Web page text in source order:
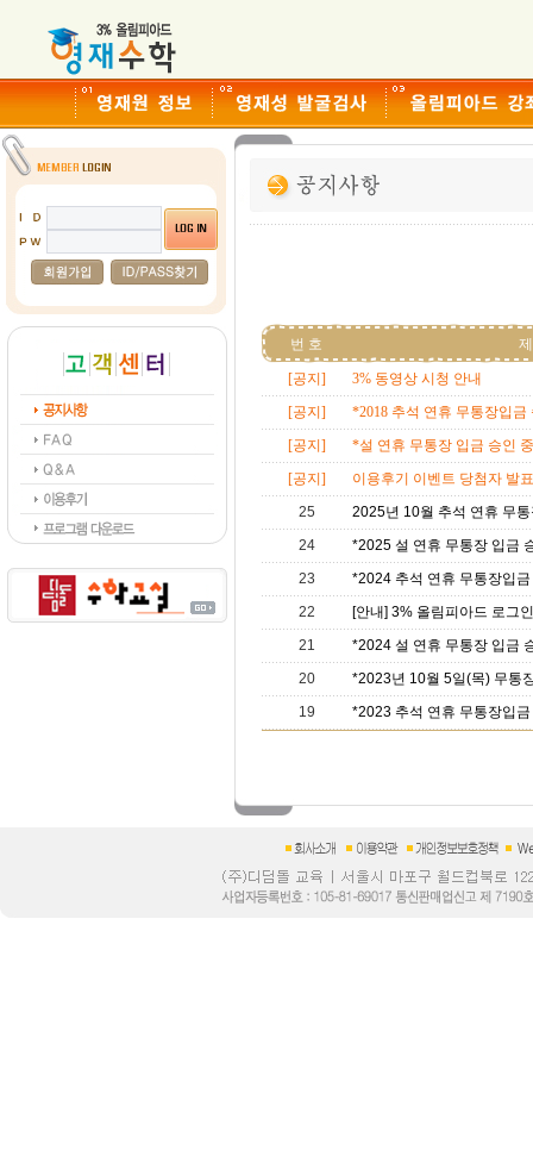
번 호
[공지]
3% 동영상 시청 안내
[공지]
*2018 추석 연휴 무통장입금
[공지]
*설 연휴 무통장 입금 승인
[공지]
이용후기 이벤트 당첨자 발표
25
2025년 10월 추석 연휴 무통
24
*2025 설 연휴 무통장 입금
23
*2024 추석 연휴 무통장입금
22
[안내] 3% 올림피아드 로그
21
*2024 설 연휴 무통장 입금
20
*2023년 10월 5일(목) 무통
19
*2023 추석 연휴 무통장입금